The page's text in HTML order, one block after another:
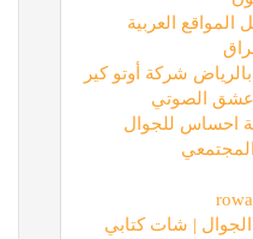
العربية
شركة أوتو كير
الصوتي
احساس للجوال
| شات كتابي